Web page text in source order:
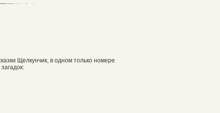
Щелкунчик, в одном только номере